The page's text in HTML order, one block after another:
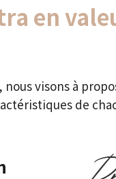
en
nous visons à
de